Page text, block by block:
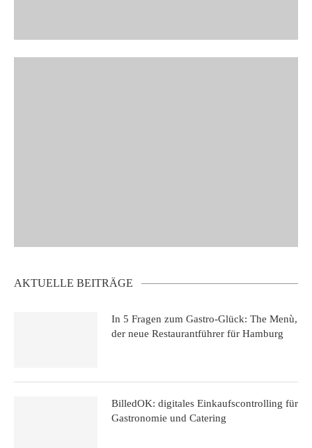
AKTUELLE BEITRÄGE
In 5 Fragen zum Gastro-Glück: The Menù,
der neue Restaurantführer für Hamburg
BilledOK: digitales Einkaufscontrolling für
Gastronomie und Catering